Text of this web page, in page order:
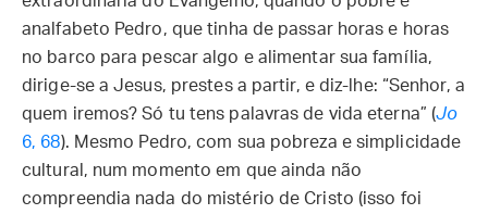
analfabeto Pedro, que tinha de passar horas e horas
no barco para pescar algo e alimentar sua família,
dirige-se a Jesus, prestes a partir, e diz-lhe: “Senhor, a
quem iremos? Só tu tens palavras de vida eterna” (Jo
6, 68). Mesmo Pedro, com sua pobreza e simplicidade
cultural, num momento em que ainda não
compreendia nada do mistério de Cristo (isso foi